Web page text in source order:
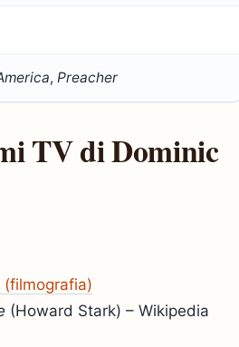
, Preacher
TV di Dominic
(filmografia)
(Howard Stark) – Wikipedia